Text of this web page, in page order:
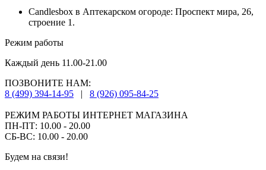
Candlesbox в Аптекарском огороде: Проспект мира, 26,
строение 1.
Режим работы
Каждый день 11.00-21.00
ПОЗВОНИТЕ НАМ:
8 (499) 394-14-95
| 8 (926) 095-84-25
РЕЖИМ РАБОТЫ ИНТЕРНЕТ МАГАЗИНА
ПН-ПТ: 10.00 - 20.00
СБ-ВС: 10.00 - 20.00
Будем на связи!